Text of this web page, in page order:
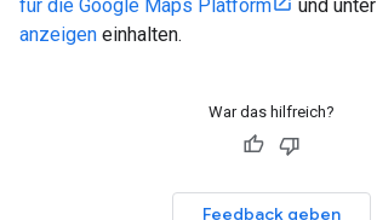
für die Google Maps Platform
und unter
anzeigen einhalten.
War das hilfreich?
Feedback geben